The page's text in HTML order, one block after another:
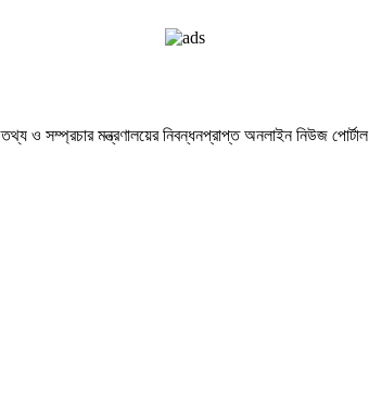
তথ্য ও সম্প্রচার মন্ত্রণালয়ের নিবন্ধনপ্রাপ্ত অনলাইন নিউজ পোর্টাল